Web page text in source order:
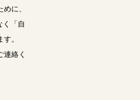
に、
く「自
。
連絡く